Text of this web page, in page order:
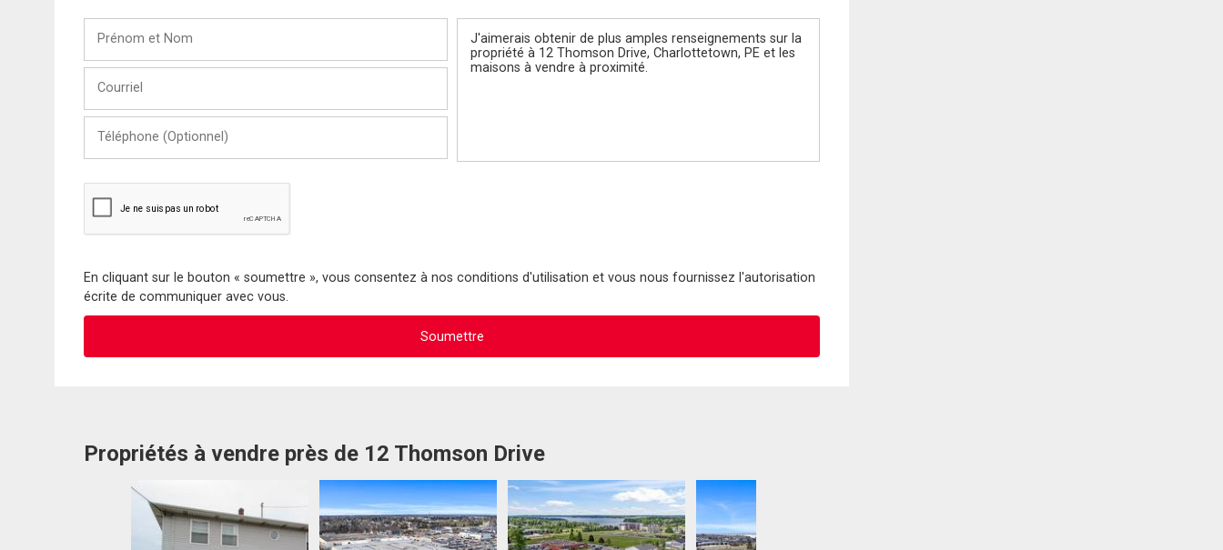
Nom
(Optionnel)
En cliquant sur le bouton « soumettre », vous consentez à nos conditions d'utilisation et vous nous fournissez l'autorisation
écrite de communiquer avec vous.
Propriétés à vendre près de 12 Thomson Drive